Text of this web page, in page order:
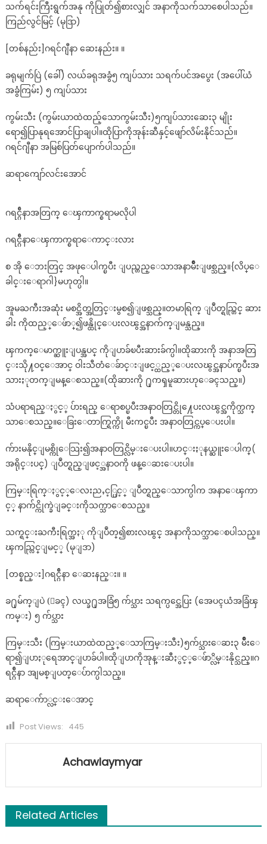
သက်ရင်းကြီးရွက်အနု ကိုပြုတ်၍စားလျှင် အနာကိုသက်သာစေပါသည်။
ကြည်လွင်မြင့် (မုဒြာ)
[တစ်နည်း]ဂရင်ဂျီနာ ဆေးနည်း။ ။
ခရုမျက်ပြဲ (ခေါ်) လယ်ခရုအခွံ၅ ကျပ်သား သရက်ပင်အပွေး (အပေါ်ယံ
အခွံကြမ်း) ၅ ကျပ်သား
ကွမ်းသီး (ကွမ်းယာထဲထည့်သောကွမ်းသီး)၅ကျပ်သားဆေး၃ မျိုး
ရော၍ပြာနုရအောင်ပြာချပါ။ထိုပြာကိုအုန်းဆီနှင့်ဖျော်လိမ်းနိုင်သည်။
ဂရင်ဂျီနာ အမြစ်ပြတ်ပျောက်ပါသည်။
ဆရာကျော်လင်းအောင်
ဂရင္ဂ်ီနာအတြက္ ေၾကာက္စရာမလိုပါ
ဂရင္ဂ်ီနာေၾကာက္စရာေကာင္းလား
စ အို ေဘးတြင္ အဖုေပါက္ၿပီး ျပည္တည္ေသာအနာမ်ိဳးျဖစ္သည္။{လိပ္ေ
ခါင္းေရာဂါ}မဟုတ္ပါ။
အူမႀကီးအဆုံး မစင္အိတ္အတြင္းမွစ၍ျဖစ္သည္။တမာရြက္ ျပဳတ္ရည္တြင္ ဆား
ခါး ကိုထည့္ေဖ်ာ္၍ဖန္ထိုင္ေပးလၽွင္အနာက်က္ျမန္သည္။
ၾကက္ေမာက္ဆူးျပန္အပင္ ကိုျပာခ်ၿပီးဆားခ်က္ပါ။ထိုဆားကို အနာအတြ
င္းသို႔ဝင္ေအာင္ ဝါးသီတံေခ်ာင္းျဖင့္ထည့္ေပးလၽွင္အနာပ်က္ၿပီးအ
သားႏုတက္ျမန္ေစသည္။(ထိုဆားကို ႐ုကၡမူဆားဟုေခၚသည္။)
သံပရာရည္ႏွင့္ ပ်ားရည္ ေရာစပ္ၿပီးအနာဝတြင္တို႔ေပးလၽွင္အကိုက္သက္
သာေစသည္။ေခြးေတာက္ရြက္ကို မီးကင္ၿပီး အနာဝတြင္ကပ္ေပးပါ။
က်ားမနိုင္ျမစ္ကိုေသြး၍အနာဝတြင္လိမ္းေပးပါ။ဟင္းႏုနယ္ဆူးေပါက္(
အရိုင္းပင္) ျပဳတ္ရည္ျဖင့္အနာဝကို ဖန္ေဆးေပးပါ။
ကြမ္းရြက္ႏွင့္ေလးညႇင့္ပြင့္ ျပဳတ္ရည္ေသာက္ပါက အနာေၾကာ
င့္ နာက်င္ကိုက္ခဲျခင္းကိုသက္သာေစသည္။
သက္ရင္းႀကီးရြက္အႏု ကိုျပဳတ္၍စားလၽွင္ အနာကိုသက္သာေစပါသည္။
ၾကည္လြင္ျမင့္ (မုျဒာ)
[တစ္နည္း]ဂရင္ဂ်ီနာ ေဆးနည္း။ ။
ခ႐ုမ်က္ျပဲ (ေခၚ) လယ္ခ႐ုအခြံ၅ က်ပ္သား သရက္ပင္အေပြး (အေပၚယံအခြံၾ
ကမ္း) ၅ က်ပ္သား
ကြမ္းသီး (ကြမ္းယာထဲထည့္ေသာကြမ္းသီး)၅က်ပ္သားေဆး၃ မ်ိဳးေ
ရာ၍ျပာႏုရေအာင္ျပာခ်ပါ။ထိုျပာကိုအုန္းဆီႏွင့္ေဖ်ာ္လိမ္းနိုင္သည္။ဂ
ရင္ဂ်ီနာ အျမစ္ျပတ္ေပ်ာက္ပါသည္။
ဆရာေက်ာ္လင္းေအာင္
Post Views: 445
Achawlaymyar
Related Articles